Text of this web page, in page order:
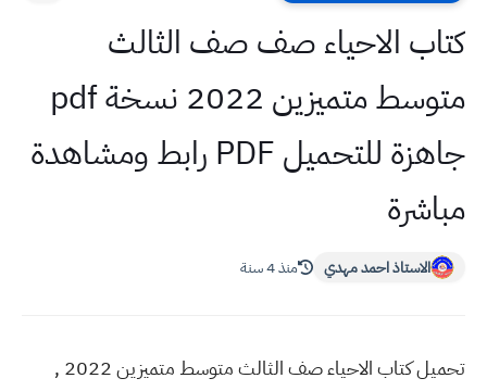
كتاب الاحياء صف صف الثالث
متوسط متميزين 2022 نسخة pdf
جاهزة للتحميل PDF رابط ومشاهدة
مباشرة
الاستاذ احمد مهدي منذ 4 سنة
تحميل كتاب الاحياء صف الثالث متوسط متميزين 2022 ,